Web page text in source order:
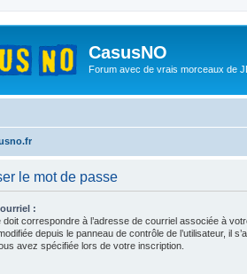
CasusNO
Forum avec de vrais morceaux de
le mot de passe
:
correspondre à l’adresse de courriel associée à
depuis le panneau de contrôle de l’utilisateur, il
avez spécifiée lors de votre inscription.